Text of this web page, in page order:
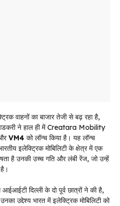
वाहनों का बाजार तेजी से बढ़ रहा है,
ने हाल ही में Creatara Mobility
VM4 को लॉन्च किया है। यह लॉन्च
इलेक्ट्रिक मोबिलिटी के क्षेत्र में एक
है उनकी उच्च गति और लंबी रेंज, जो उन्हें
आईआईटी दिल्ली के दो पूर्व छात्रों ने की है,
उद्देश्य भारत में इलेक्ट्रिक मोबिलिटी को